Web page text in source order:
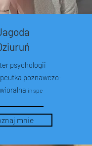
psychologii
poznawczo-
in spe
mnie